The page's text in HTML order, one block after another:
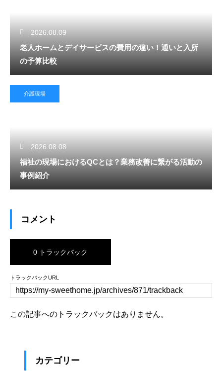
2026.08.09
老人ホームとデイサービスの費用の違い！通いと入所
の予算比較
介護現場
2026.08.08
福祉の現場におけるQCとは？業務改善に繋がる活動の
事例紹介
コメント
0 トラックバック
トラックバックURL
この記事へのトラックバックはありません。
カテゴリー